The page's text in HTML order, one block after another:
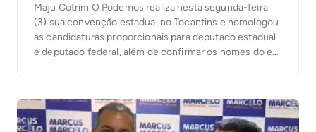
Maju Cotrim O Podemos realiza nesta segunda-feira
(3) sua convenção estadual no Tocantins e homologou
as candidaturas proporcionais para deputado estadual
e deputado federal, além de confirmar os nomes do ex-
Senado Federal. A presidente nacional da legenda,
Renata Abreu, participará […]